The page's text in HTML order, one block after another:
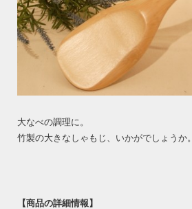
大なべの調理に。
竹製の大きなしゃもじ、いかがでしょうか。
【商品の詳細情報】